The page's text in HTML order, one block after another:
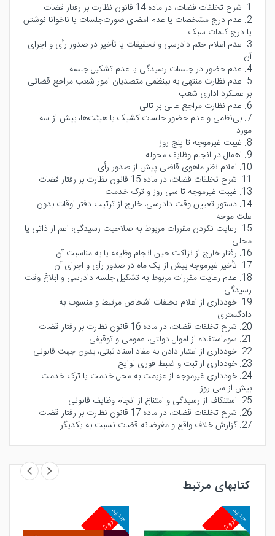
1. شرح تخلفات قضات، در ماده 14 قانون نظارت بر رفتار قضات
2. عدم درج مشخصات یا عدم امضای صورت‌جلسات یا ناخوانا نوشتن
یا درج کلمات سبک
3. عدم اعلام ختم دادرسی و تحقیقات یا تأخیر در صدور رأی و اجرای
آن
4. عدم حضور در جلسات رسیدگی یا عدم تشکیل جلسه
5. عدم نظارت منتهی به بینظمی متصدیان امور شعب مراجع قضائی
بر عملکرد اداری شعب
6. عدم نظارت مراجع عالی بر تالی
7. بی‌نظمی و عدم حضور جلسات کشیک یا هیئت‌ها، بیش از سه
مورد
8. غیبت غیرموجه تا پنج روز
9. اهمال در انجام وظایف محوله
10. اعلام نظر ماهوی قاضی پیش از صدور رأی
11. شرح تخلفات قضات، در ماده 15 قانون نظارت بر رفتار قضات
13. غیبت غیرموجه تا سی روز و ترک خدمت
14. دستور تعیین وقت دادرسی، خارج از ترتیب دفتر اوقات بدون
علت موجه
15. رعایت نکردن مقررات مربوط به صلاحیت رسیدگی، اعم از ذاتی یا
محلی
16. رفتار خارج از نزاکت حین انجام وظیفه یا به مناسبت آن
17. تأخیر غیرموجه بیش از یک ماه در صدور رأی و اجرای آن
18. عدم رعایت مقررات مربوط به تشکیل جلسه دادرسی و ابلاغ وقت
رسیدگی
19. خودداری از اعلام تخلفات اشخاص مرتبط و منسوب به
دادگستری
20. شرح تخلفات قضات، در ماده 16 قانون نظارت بر رفتار قضات
21. سوءاستفاده از اموال دولتی، عمومی و توقیفی
22. خودداری از اعتبار دادن به مفاد اسناد ثبتی، بدون جهت قانونی
23. خودداری از ثبت و ضبط فوری لوایح
24. خودداری غیرموجه از عزیمت به محل خدمت یا ترک خدمت
بیش از سی ‌روز
25. استنکاف از رسیدگی و امتناع از انجام وظایف قانونی
26. شرح تخلفات قضات، در ماده 17 قانون نظارت بر رفتار قضات
27. گزارش خلاف واقع و مغرضانه قضات نسبت به یکدیگر
دادگستری
29. خارج کردن مستندات و لوایح طرفین از پرونده
کتابهای مرتبط
پرفروش
جدید پرفروش
جدید